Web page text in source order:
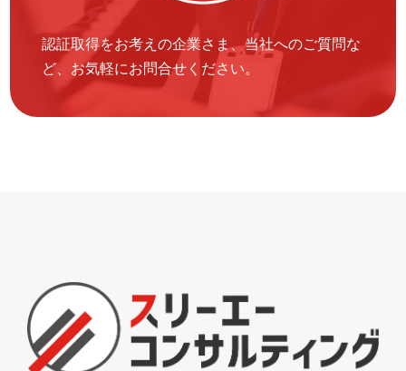
認証取得をお考えの企業さま、当社へのご質問な
ど、お気軽にお問合せください。